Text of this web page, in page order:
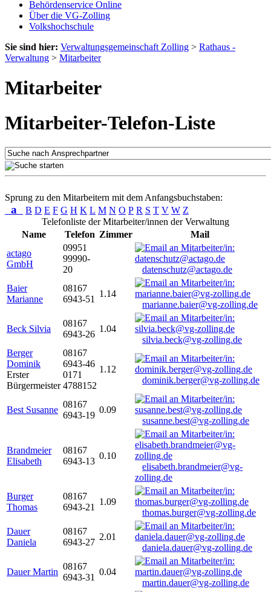
Behördenservice Online
Über die VG-Zolling
Volkshochschule
Sie sind hier: Verwaltungsgemeinschaft Zolling > Rathaus -
Verwaltung > Mitarbeiter
Mitarbeiter
Mitarbeiter-Telefon-Liste
Sprung zu den Mitarbeitern mit dem Anfangsbuchstaben:
a B D E F G H K L M N O P R S T V W Z
Telefonliste der Mitarbeiter/innen der Verwaltung
Name
Telefon Zimmer
Mail
actago
GmbH
09951
99990-
20
datenschutz@actago.de
Baier
Marianne
08167
6943-51
1.14
marianne.baier@vg-zolling.de
Beck Silvia
08167
6943-26
1.04
silvia.beck@vg-zolling.de
Berger
Dominik
Erster
Bürgermeister
08167
6943-46
0171
4788152
1.12
dominik.berger@vg-zolling.de
Best Susanne
08167
6943-19
0.09
susanne.best@vg-zolling.de
Brandmeier
Elisabeth
08167
6943-13
0.10
elisabeth.brandmeier@vg-
zolling.de
Burger
Thomas
08167
6943-21
1.09
thomas.burger@vg-zolling.de
Dauer
Daniela
08167
6943-27
2.01
daniela.dauer@vg-zolling.de
Dauer Martin
08167
6943-31
0.04
martin.dauer@vg-zolling.de